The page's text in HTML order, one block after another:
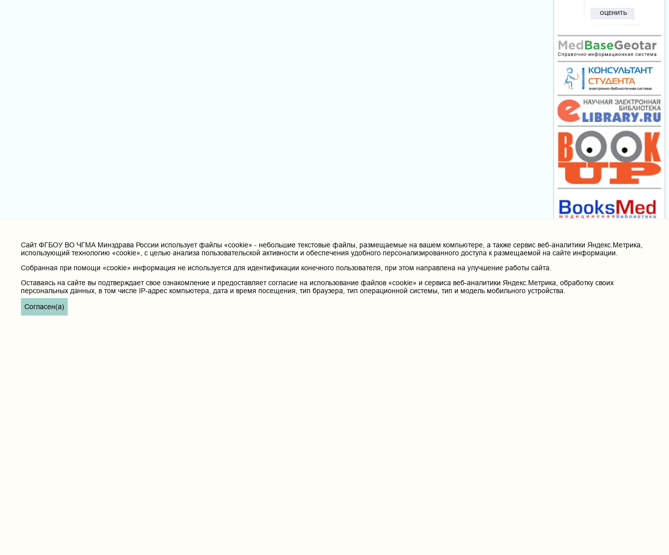
Cайт ФГБОУ ВО ЧГМА Минздрава России использует файлы «cookie» - небольшие текстовые файлы, размещаемые на вашем компьютере, а также сервис веб-аналитики Яндекс.Метрика,
использующий технологию «cookie», с целью анализа пользовательской активности и обеспечения удобного персонализированного доступа к размещаемой на сайте информации.
Собранная при помощи «cookie» информация не используется для идентификации конечного пользователя, при этом направлена на улучшение работы сайта.
Оставаясь на сайте вы подтверждает свое ознакомление и предоставляет согласие на использование файлов «cookie» и сервиса веб-аналитики Яндекс.Метрика, обработку своих
персональных данных, в том числе IP-адрес компьютера, дата и время посещения, тип браузера, тип операционной системы, тип и модель мобильного устройства.
Согласен(а)